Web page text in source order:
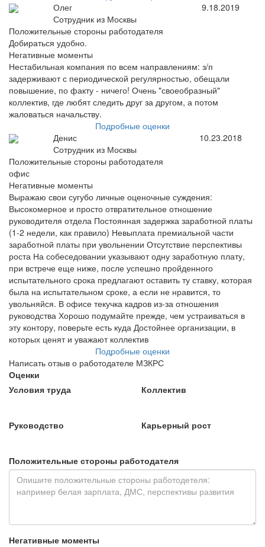
Олег
Сотрудник из Москвы
9.18.2019
Положительные стороны работодателя
Добираться удобно.
Негативные моменты
Нестабильная компания по всем направлениям: з/п
задерживают с периодической регулярностью, обещали
повышение, по факту - ничего! Очень "своеобразный"
коллектив, где любят следить друг за другом, а потом
жаловаться начальству.
Подробные оценки
Денис
Сотрудник из Москвы
10.23.2018
Положительные стороны работодателя
офис
Негативные моменты
Выражаю свои сугубо личные оценочные суждения:
Высокомерное и просто отвратительное отношение
руководителя отдела Постоянная задержка заработной платы
(1-2 недели, как правило) Невыплата премиальной части
заработной платы при увольнении Отсутствие перспективы
роста На собеседовании указывают одну заработную плату,
при встрече еще ниже, после успешно пройденного
испытательного срока предлагают оставить ту ставку, которая
была на испытательном сроке, а если не нравится, то
увольняйся. В офисе текучка кадров из-за отношения
руководства Хорошо подумайте прежде, чем устраиваться в
эту контору, поверьте есть куда Достойнее организации, в
которых ценят и уважают коллектив
Подробные оценки
Написать отзыв о работодателе МЗКРС
Оценки
Условия труда
Коллектив
Руководство Карьерный рост
Положительные стороны работодателя
Негативные моменты